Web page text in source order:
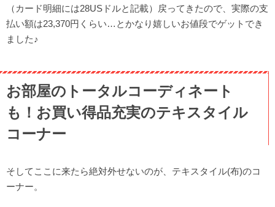
（カード明細には28USドルと記載）戻ってきたので、実際の支
払い額は23,370円くらい…とかなり嬉しいお値段でゲットでき
ました♪
お部屋のトータルコーディネート
も！お買い得品充実のテキスタイル
コーナー
そしてここに来たら絶対外せないのが、テキスタイル(布)のコ
ーナー。